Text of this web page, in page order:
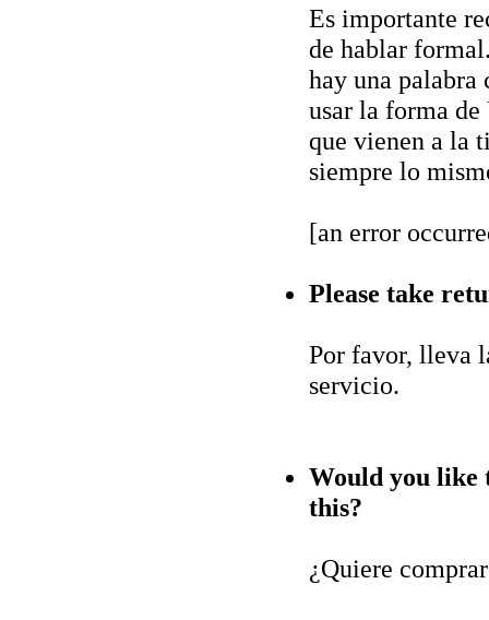
Es importante
de hablar
hay una palabra
usar la forma
que vienen a la
siempre lo
[an error
Please take
Por favor, lleva
servicio.
Would you like
this?
¿Quiere